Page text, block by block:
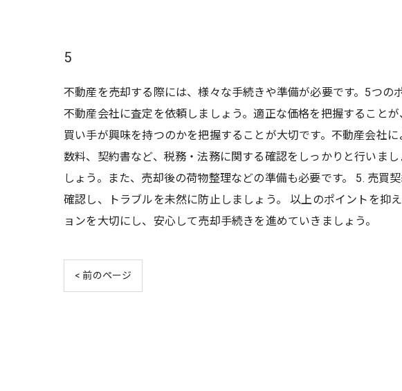
5
不動産を売却する際には、様々な手続きや準備が必要です。5つの
不動産会社に査定を依頼しましょう。適正な価格を把握すること
買い手が興味を持つのかを把握することが大切です。不動産会社
数料、契約書など、税務・法務に関する確認をしっかりと行いま
しょう。また、売却後の荷物整理などの準備も必要です。 5. 売買
確認し、トラブルを未然に防止しましょう。 以上のポイントを抑
ョンを大切にし、安心して売却手続きを進めていきましょう。
< 前のページ